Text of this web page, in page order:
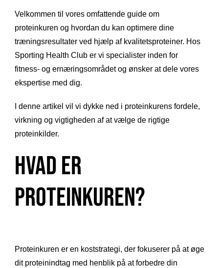
Velkommen til vores omfattende guide om
proteinkuren og hvordan du kan optimere dine
træningsresultater ved hjælp af kvalitetsproteiner. Hos
Sporting Health Club er vi specialister inden for
fitness- og ernæringsområdet og ønsker at dele vores
ekspertise med dig.
I denne artikel vil vi dykke ned i proteinkurens fordele,
virkning og vigtigheden af at vælge de rigtige
proteinkilder.
Hvad er
Proteinkuren?
Proteinkuren er en koststrategi, der fokuserer på at øge
dit proteinindtag med henblik på at forbedre din